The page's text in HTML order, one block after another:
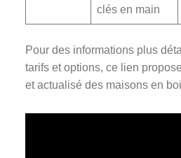
clés en main
Pour des informations plus
tarifs et options, ce lien
et actualisé des maisons en